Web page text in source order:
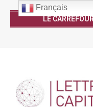
LE
Français